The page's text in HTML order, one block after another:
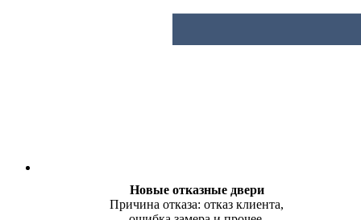
Новые отказные двери
Причина отказа: отказ клиента,